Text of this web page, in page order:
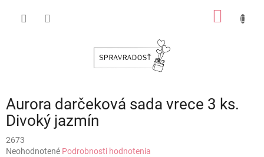
Aurora darčeková sada vrece 3 ks.
Divoký jazmín
2673
Priemerné
Neohodnotené Podrobnosti hodnotenia